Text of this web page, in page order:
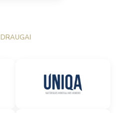
DRAUGAI